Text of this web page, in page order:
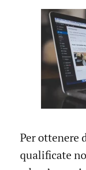
Per ottenere
qualificate